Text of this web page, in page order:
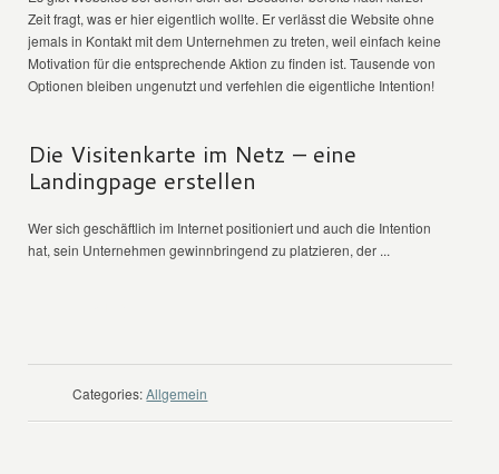
Zeit fragt, was er hier eigentlich wollte. Er verlässt die Website ohne
jemals in Kontakt mit dem Unternehmen zu treten, weil einfach keine
Motivation für die entsprechende Aktion zu finden ist. Tausende von
Optionen bleiben ungenutzt und verfehlen die eigentliche Intention!
Die Visitenkarte im Netz – eine
Landingpage erstellen
Wer sich geschäftlich im Internet positioniert und auch die Intention
hat, sein Unternehmen gewinnbringend zu platzieren, der ...
Categories: Allgemein